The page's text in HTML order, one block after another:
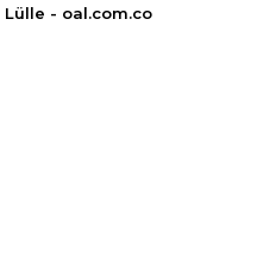
- oal.com.co